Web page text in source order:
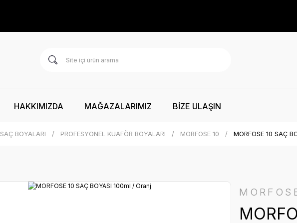
HAKKIMIZDA MAĞAZALARIMIZ BİZE ULAŞIN
SAÇ BOYALARI PROFESYONEL KUAFÖR BOYALARI MORFOSE 10 MORFOSE 10 SAÇ